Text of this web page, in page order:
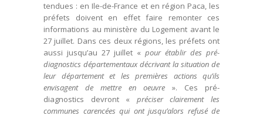
tendues : en Ile-de-France et en région Paca, les
préfets doivent en effet faire remonter ces
informations au ministère du Logement avant le
27 juillet. Dans ces deux régions, les préfets ont
aussi jusqu’au 27 juillet « pour établir des pré-
diagnostics départementaux décrivant la situation de
leur département et les premières actions qu’ils
envisagent de mettre en oeuvre ». Ces pré-
diagnostics devront « préciser clairement les
communes carencées qui ont jusqu’alors refusé de